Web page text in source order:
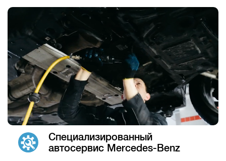
Специализированный
автосервис Mercedes-Benz